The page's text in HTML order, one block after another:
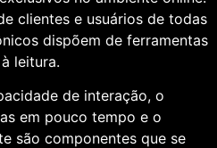
clientes e usuários de todas
dispõem de ferramentas
leitura.
de interação, o
em pouco tempo e o
são componentes que se